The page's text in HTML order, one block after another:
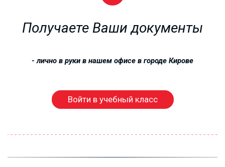
от 4000 рублей!!!
Получаете Ваши документы
- лично в руки в нашем офисе в городе Кирове
Войти в учебный класс